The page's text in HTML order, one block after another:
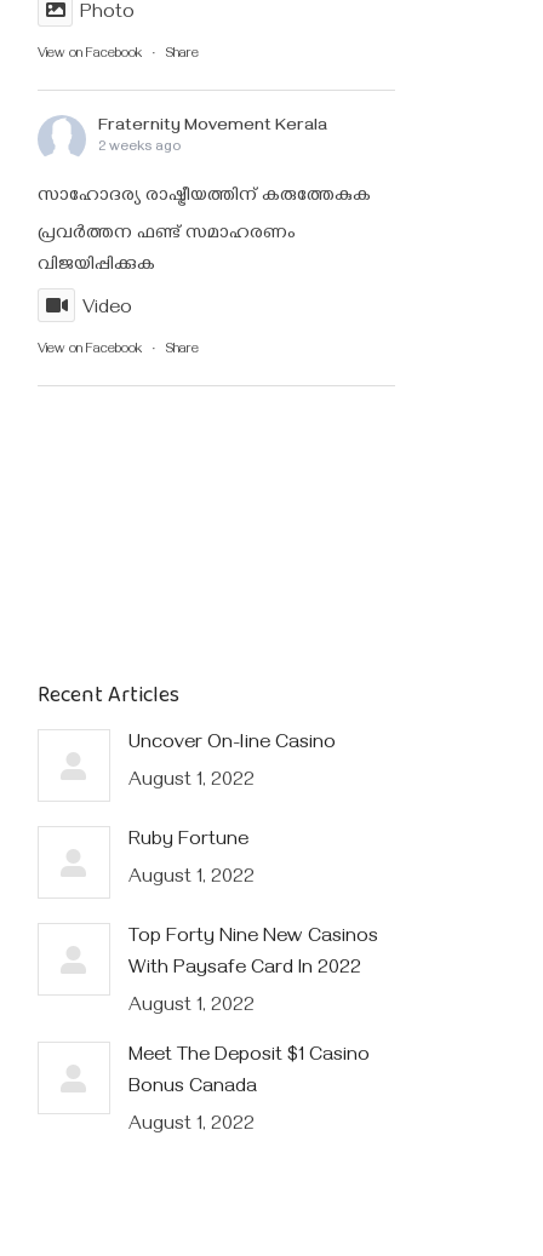
Photo
View on Facebook · Share
Fraternity Movement Kerala
2 weeks ago
സാഹോദര്യ രാഷ്ട്രീയത്തിന് കരുത്തേകുക
പ്രവർത്തന ഫണ്ട്‌ സമാഹരണം
വിജയിപ്പിക്കുക
Video
View on Facebook · Share
Recent Articles
Uncover On-line Casino
August 1, 2022
Ruby Fortune
August 1, 2022
Top Forty Nine New Casinos
With Paysafe Card In 2022
August 1, 2022
Meet The Deposit $1 Casino
Bonus Canada
August 1, 2022